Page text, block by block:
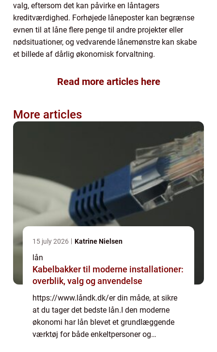
valg, eftersom det kan påvirke en låntagers
kreditværdighed. Forhøjede låneposter kan begrænse
evnen til at låne flere penge til andre projekter eller
nødsituationer, og vedvarende lånemønstre kan skabe
et billede af dårlig økonomisk forvaltning.
Read more articles here
More articles
15 july 2026 Katrine Nielsen
lån
Kabelbakker til moderne installationer:
overblik, valg og anvendelse
https://www.låndk.dk/er din måde, at sikre
at du tager det bedste lån.I den moderne
økonomi har lån blevet et grundlæggende
værktøj for både enkeltpersoner og